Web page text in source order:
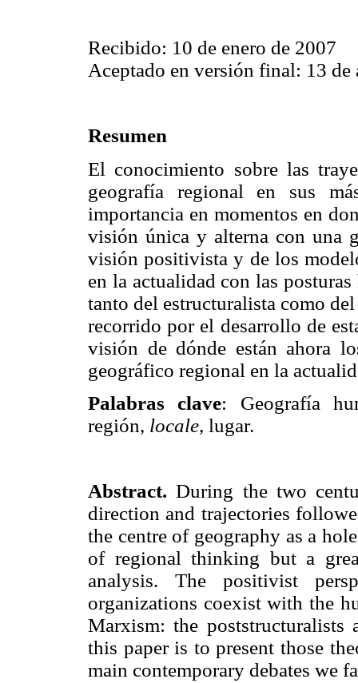
Recibido: 10 de enero de 2007
Aceptado en versión final: 13 de
Resumen
El conocimiento sobre las
geografía regional en sus
importancia en momentos en
visión única y alterna con una
visión positivista y de los
en la actualidad con las
tanto del estructuralista como
recorrido por el desarrollo de
visión de dónde están ahora
geográfico regional en la
Palabras clave: Geografía
región, locale, lugar.
Abstract. During the two
direction and trajectories
the centre of geography as a
of regional thinking but a
analysis. The positivist
organizations coexist with the
Marxism: the
this paper is to present those
main contemporary debates we